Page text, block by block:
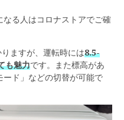
なる人はコロナストアでご確
ますが、運転時には8.5-
も魅力です。また標高があ
ド」などの切替が可能で